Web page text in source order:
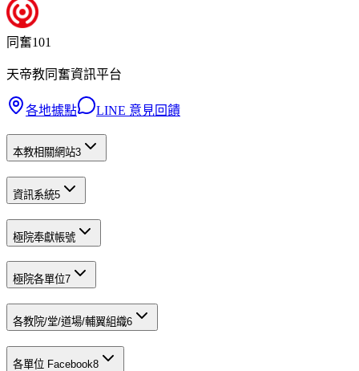
同奮101
天帝教同奮資訊平台
各地據點 LINE 意見回饋
本教相關網站3
資訊系統5
極院奉獻帳號
極院各單位7
各教院/堂/道場/輔翼組織6
各單位 Facebook8